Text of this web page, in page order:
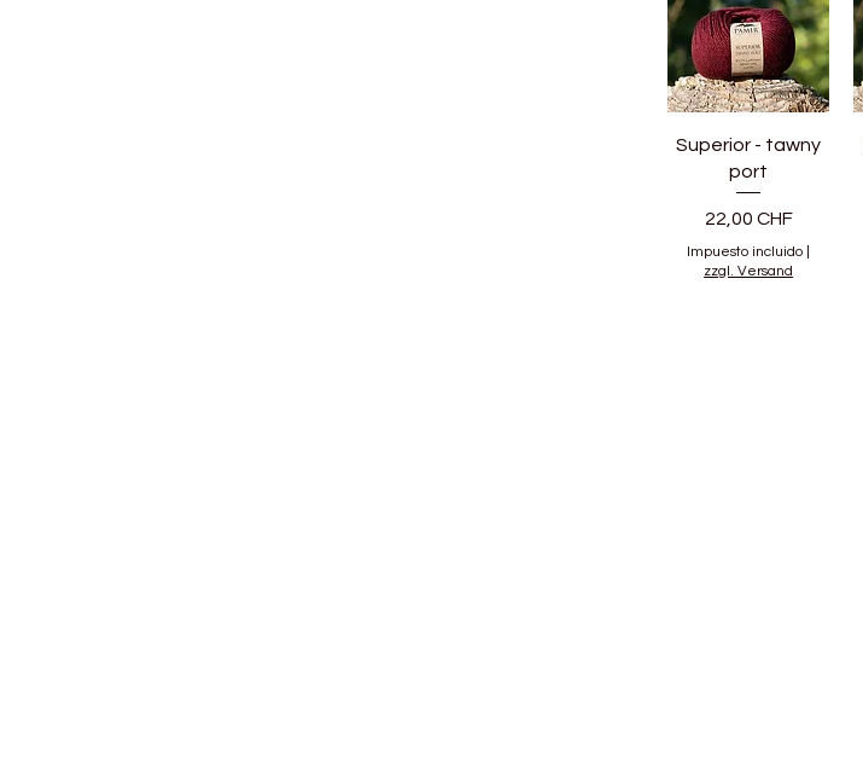
Superior - tawny
port
Precio
22,00 CHF
Impuesto incluido
zzgl. Versand